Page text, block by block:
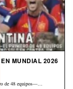
MUNDIAL 2026
de 48 equipos—…